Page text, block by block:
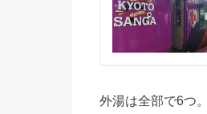
外湯は全部で6つ